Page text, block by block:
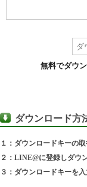
無料でダウ
ダウンロード方
１：ダウンロードキーの
２：LINE@に登録しダウ
３：ダウンロードキーを